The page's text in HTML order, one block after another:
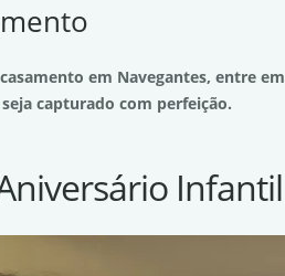
em Navegantes, entre
capturado com perfeição.